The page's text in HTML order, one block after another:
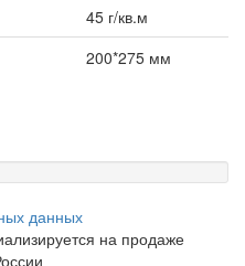
45 г/кв.м
200*275 мм
данных
на продаже